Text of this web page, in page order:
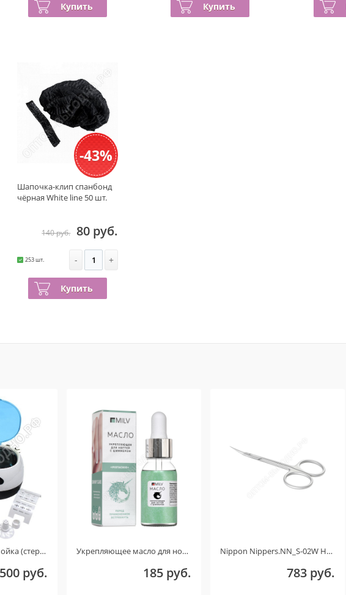
Купить Купить
-43%
Шапочка-клип спанбонд
чёрная White line 50 шт.
140 руб. 80 руб.
253 шт. - +
Купить
Укрепляющее масло для ногтей со смолой мастикового дерева и шиммером «PISTACHIO». 15 мл. Nippon Nippers.NN_S-02W Ножницы для кутикулы. Изогнутые ручки. Длина 107 мм. Матовые Ручная заточка